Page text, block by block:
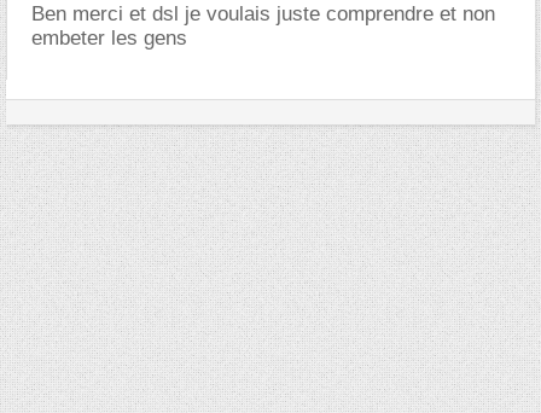
Ben merci et dsl je voulais juste comprendre et non
embeter les gens